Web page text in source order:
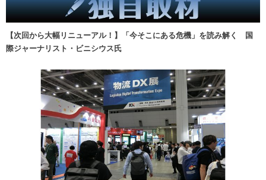
【次回から大幅リニューアル！】「今そこにある危機」を読み解く 国
際ジャーナリスト・ビニシウス氏